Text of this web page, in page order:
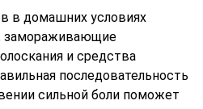
в домашних условиях
замораживающие
и средства
последовательность
сильной боли поможет